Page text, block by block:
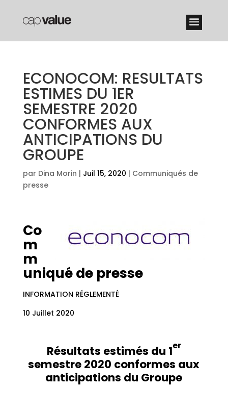
ECONOCOM: RESULTATS
ESTIMES DU 1ER
SEMESTRE 2020
CONFORMES AUX
ANTICIPATIONS DU
GROUPE
par Dina Morin | Juil 15, 2020 | Communiqués de
presse
Co
m
m
uniqué de presse
INFORMATION RÉGLEMENTÉ
10 Juillet 2020
Résultats estimés du 1er
semestre 2020 conformes aux
anticipations du Groupe